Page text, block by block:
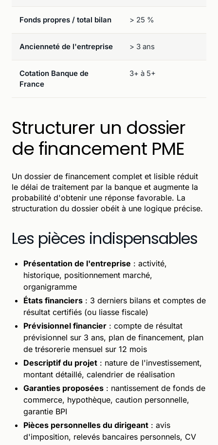
Fonds propres / total bilan > 25 %
Ancienneté de l'entreprise > 3 ans
Cotation Banque de
France
3+ à 5+
Structurer un dossier
de financement PME
Un dossier de financement complet et lisible réduit
le délai de traitement par la banque et augmente la
probabilité d'obtenir une réponse favorable. La
structuration du dossier obéit à une logique précise.
Les pièces indispensables
Présentation de l'entreprise : activité,
historique, positionnement marché,
organigramme
États financiers : 3 derniers bilans et comptes de
résultat certifiés (ou liasse fiscale)
Prévisionnel financier : compte de résultat
prévisionnel sur 3 ans, plan de financement, plan
de trésorerie mensuel sur 12 mois
Descriptif du projet : nature de l'investissement,
montant détaillé, calendrier de réalisation
Garanties proposées : nantissement de fonds de
commerce, hypothèque, caution personnelle,
garantie BPI
Pièces personnelles du dirigeant : avis
d'imposition, relevés bancaires personnels, CV